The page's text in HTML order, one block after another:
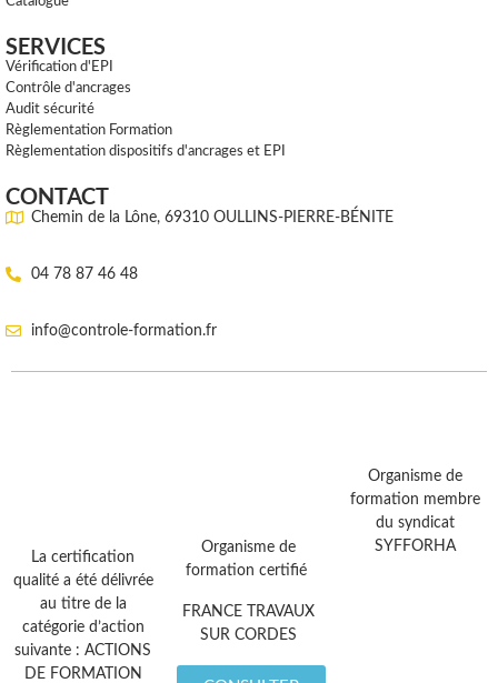
SERVICES
Vérification d'EPI
Contrôle d'ancrages
Audit sécurité
Règlementation Formation
Règlementation dispositifs d'ancrages et EPI
CONTACT
Chemin de la Lône, 69310 OULLINS-PIERRE-BÉNITE
04 78 87 46 48
info@controle-formation.fr
Organisme de
formation certifié
FRANCE TRAVAUX
SUR CORDES
Organisme de
formation membre
du syndicat
SYFFORHA
La certification
qualité a été délivrée
au titre de la
catégorie d’action
suivante : ACTIONS
DE FORMATION